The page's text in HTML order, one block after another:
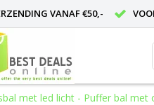
VANAF €50,-
met led licht - Puffer bal